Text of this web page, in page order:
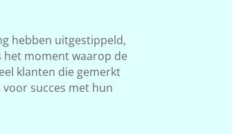
hebben uitgestippeld,
het moment waarop de
klanten die gemerkt
voor succes met hun